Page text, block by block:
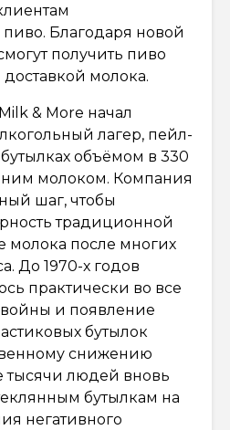
пиво. Благодаря новой
получить пиво
молока.
& More начал
лагер, пейл-
объёмом в 330
молоком. Компания
шаг, чтобы
традиционной
молока после многих
До 1970-х годов
практически во все
и появление
бутылок
снижению
тысячи людей вновь
бутылкам на
негативного